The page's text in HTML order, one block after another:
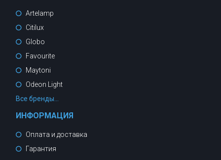
Artelamp
Citilux
Globo
Favourite
Maytoni
Odeon Light
Все бренды...
ИНФОРМАЦИЯ
Оплата и доставка
Гарантия